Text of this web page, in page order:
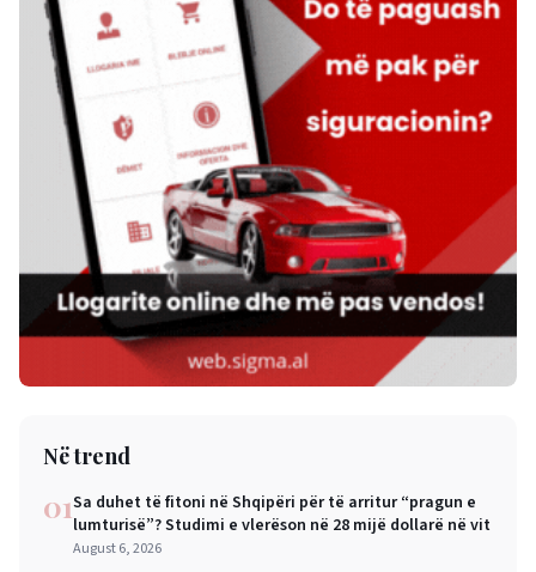
Në trend
01Sa duhet të fitoni në Shqipëri për të arritur “pragun e
lumturisë”? Studimi e vlerëson në 28 mijë dollarë në vit
August 6, 2026